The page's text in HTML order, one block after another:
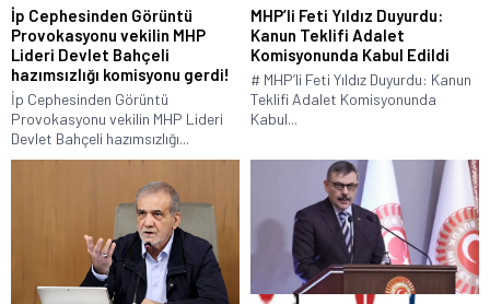
İp Cephesinden Görüntü
Provokasyonu vekilin MHP
Lideri Devlet Bahçeli
hazımsızlığı komisyonu gerdi!
İp Cephesinden Görüntü
Provokasyonu vekilin MHP Lideri
Devlet Bahçeli hazımsızlığı...
MHP’li Feti Yıldız Duyurdu:
Kanun Teklifi Adalet
Komisyonunda Kabul Edildi
# MHP’li Feti Yıldız Duyurdu: Kanun
Teklifi Adalet Komisyonunda
Kabul...